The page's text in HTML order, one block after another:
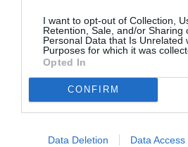
I want to opt-out of Collection,
Retention, Sale, and/or Sharing
Personal Data that Is Unrelated
Purposes for which it was
Opted In
CONFIRM
Data Deletion Data Access
Ακολουθήστε το
Σχετικά